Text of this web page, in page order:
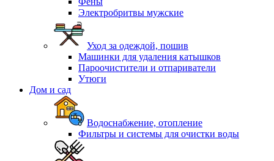
Электробритвы мужские
Уход за одеждой, пошив
Машинки для удаления катышков
Пароочистители и отпариватели
Утюги
Дом и сад
Водоснабжение, отопление
Фильтры и системы для очистки воды